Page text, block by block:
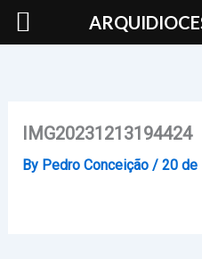
Skip
IMG20231213194424
By Pedro Conceição / 20 de